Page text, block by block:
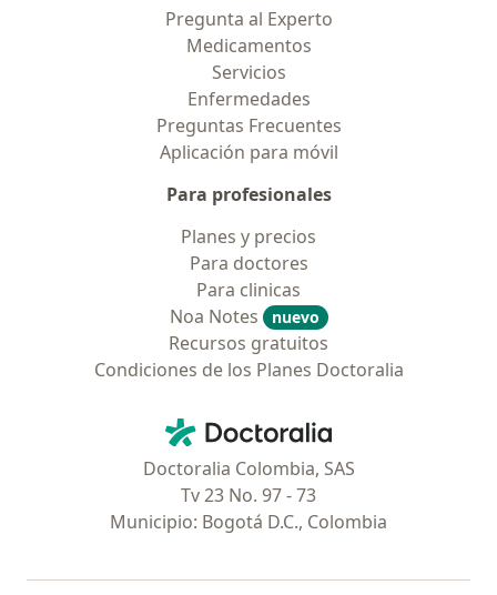
Pregunta al Experto
Medicamentos
Servicios
Enfermedades
Preguntas Frecuentes
Aplicación para móvil
Para profesionales
Planes y precios
Para doctores
Para clinicas
Noa Notes
nuevo
Recursos gratuitos
Condiciones de los Planes Doctoralia
Doctoralia - Página de inicio
Doctoralia Colombia, SAS
Tv 23 No. 97 - 73
Municipio: Bogotá D.C., Colombia